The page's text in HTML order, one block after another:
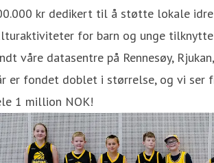
kr dedikert til å støtte lokale
for barn og unge
våre datasentre på Rennesøy,
er fondet doblet i størrelse, og vi ser
1 million NOK!